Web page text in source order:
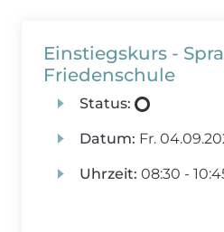
Einstiegskurs -
Friedenschule
Status:
Datum: Fr.
Uhrzeit: 08:30 -